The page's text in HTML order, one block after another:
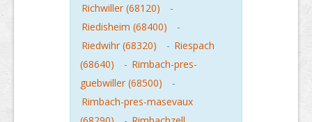
Richwiller (68120)
-
Riedisheim (68400)
-
Riedwihr (68320)
- Riespach
(68640)
- Rimbach-pres-
guebwiller (68500)
-
Rimbach-pres-masevaux